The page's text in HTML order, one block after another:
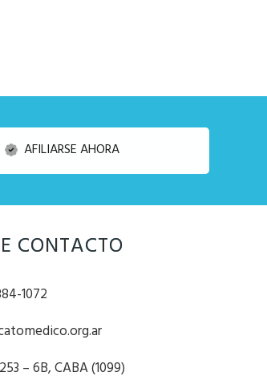
AFILIARSE AHORA
CONTACTO
1072
– 6B, CABA (1099)